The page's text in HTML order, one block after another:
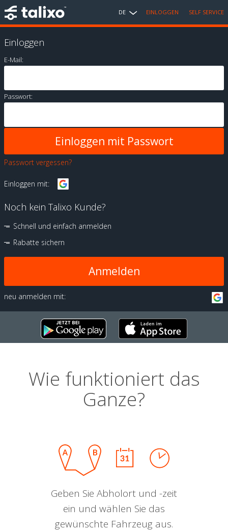
DE EINLOGGEN SELF SERVICE
Einloggen
E-Mail:
Passwort:
Passwort vergessen?
Einloggen mit:
Noch kein Talixo Kunde?
Schnell und einfach anmelden
Rabatte sichern
Anmelden
neu anmelden mit:
Wie funktioniert das
Ganze?
Geben Sie Abholort und -zeit
ein und wählen Sie das
gewünschte Fahrzeug aus.